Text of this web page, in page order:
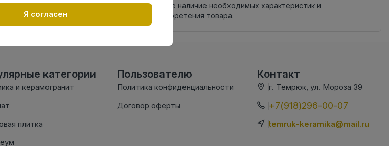
настоящем сайте. Проверяйте наличие необходимых характеристик и
комплектации в момент приобретения товара.
категории
и керамогранит
плитка
Пользователю
Политика конфиденциальности
Договор оферты
Контакт
г. Темрюк, ул. Мороза 39
+7(918)296-00-07
temruk-keramika@mail.ru
Я согласен